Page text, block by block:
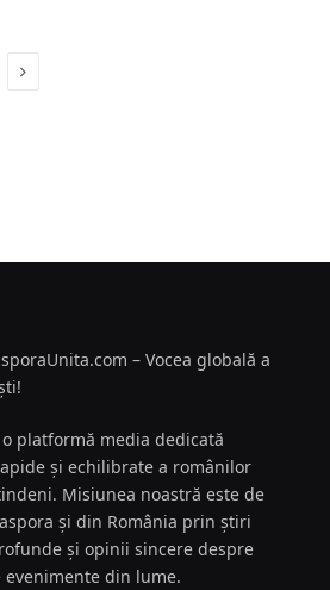
Next
– Vocea globală a
platformă media dedicată
și echilibrate a românilor
Misiunea noastră este de
și din România prin știri
și opinii sincere despre
din lume.